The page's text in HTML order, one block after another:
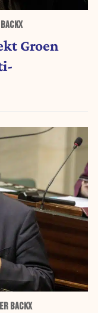
Groen
BACKX